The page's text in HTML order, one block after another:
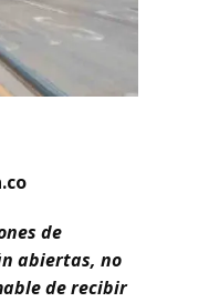
de
abiertas, no
de recibir